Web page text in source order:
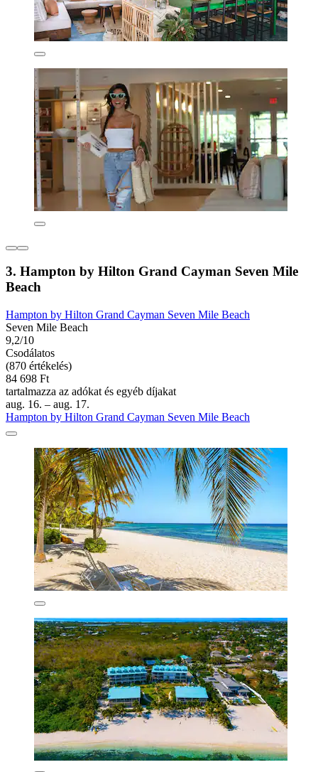
3. Hampton by Hilton Grand Cayman Seven Mile
Beach
Hampton by Hilton Grand Cayman Seven Mile Beach
Seven Mile Beach
9,2/10
Csodálatos
(870 értékelés)
84 698 Ft
tartalmazza az adókat és egyéb díjakat
aug. 16. – aug. 17.
Hampton by Hilton Grand Cayman Seven Mile Beach